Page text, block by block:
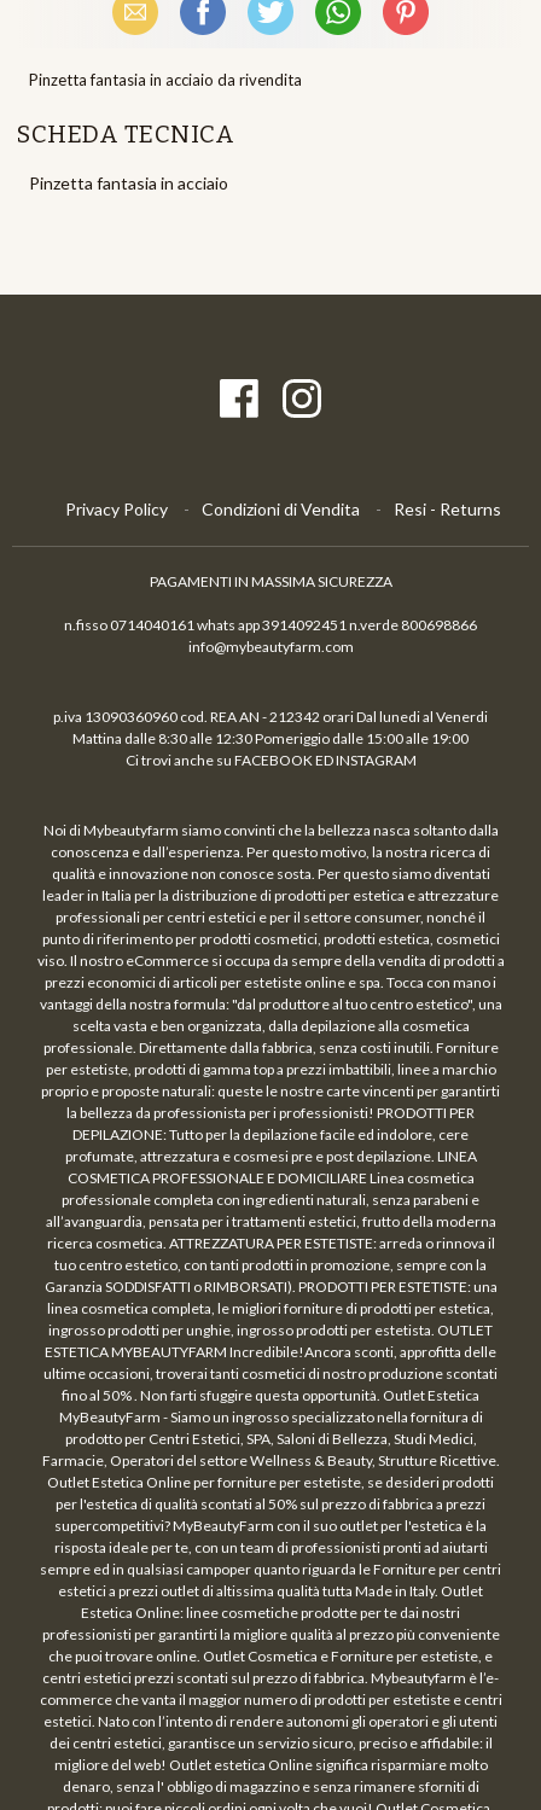
Email FacebookX (Twitter)WhatsAppPinterest
Pinzetta fantasia in acciaio da rivendita
SCHEDA TECNICA
Pinzetta fantasia in acciaio
Privacy Policy Condizioni di Vendita Resi - Returns
PAGAMENTI IN MASSIMA SICUREZZA
n.fisso 0714040161 whats app 3914092451 n.verde 800698866
info@mybeautyfarm.com
p.iva 13090360960 cod. REA AN - 212342 orari Dal lunedi al Venerdi
Mattina dalle 8:30 alle 12:30 Pomeriggio dalle 15:00 alle 19:00
Ci trovi anche su FACEBOOK ED INSTAGRAM
Noi di Mybeautyfarm siamo convinti che la bellezza nasca soltanto dalla
conoscenza e dall’esperienza. Per questo motivo, la nostra ricerca di
qualità e innovazione non conosce sosta. Per questo siamo diventati
leader in Italia per la distribuzione di prodotti per estetica e attrezzature
professionali per centri estetici e per il settore consumer, nonché il
punto di riferimento per prodotti cosmetici, prodotti estetica, cosmetici
viso. Il nostro eCommerce si occupa da sempre della vendita di prodotti a
prezzi economici di articoli per estetiste online e spa. Tocca con mano i
vantaggi della nostra formula: "dal produttore al tuo centro estetico", una
scelta vasta e ben organizzata, dalla depilazione alla cosmetica
professionale. Direttamente dalla fabbrica, senza costi inutili. Forniture
per estetiste, prodotti di gamma top a prezzi imbattibili, linee a marchio
proprio e proposte naturali: queste le nostre carte vincenti per garantirti
la bellezza da professionista per i professionisti! PRODOTTI PER
DEPILAZIONE: Tutto per la depilazione facile ed indolore, cere
profumate, attrezzatura e cosmesi pre e post depilazione. LINEA
COSMETICA PROFESSIONALE E DOMICILIARE Linea cosmetica
professionale completa con ingredienti naturali, senza parabeni e
all’avanguardia, pensata per i trattamenti estetici, frutto della moderna
ricerca cosmetica. ATTREZZATURA PER ESTETISTE: arreda o rinnova il
tuo centro estetico, con tanti prodotti in promozione, sempre con la
Garanzia SODDISFATTI o RIMBORSATI). PRODOTTI PER ESTETISTE: una
linea cosmetica completa, le migliori forniture di prodotti per estetica,
ingrosso prodotti per unghie, ingrosso prodotti per estetista. OUTLET
ESTETICA MYBEAUTYFARM Incredibile!Ancora sconti, approfitta delle
ultime occasioni, troverai tanti cosmetici di nostro produzione scontati
fino al 50% . Non farti sfuggire questa opportunità. Outlet Estetica
MyBeautyFarm - Siamo un ingrosso specializzato nella fornitura di
prodotto per Centri Estetici, SPA, Saloni di Bellezza, Studi Medici,
Farmacie, Operatori del settore Wellness & Beauty, Strutture Ricettive.
Outlet Estetica Online per forniture per estetiste, se desideri prodotti
per l'estetica di qualità scontati al 50% sul prezzo di fabbrica a prezzi
supercompetitivi? MyBeautyFarm con il suo outlet per l'estetica è la
risposta ideale per te, con un team di professionisti pronti ad aiutarti
sempre ed in qualsiasi campoper quanto riguarda le Forniture per centri
estetici a prezzi outlet di altissima qualità tutta Made in Italy. Outlet
Estetica Online: linee cosmetiche prodotte per te dai nostri
professionisti per garantirti la migliore qualità al prezzo più conveniente
che puoi trovare online. Outlet Cosmetica e Forniture per estetiste, e
centri estetici prezzi scontati sul prezzo di fabbrica. Mybeautyfarm è l’e-
commerce che vanta il maggior numero di prodotti per estetiste e centri
estetici. Nato con l’intento di rendere autonomi gli operatori e gli utenti
dei centri estetici, garantisce un servizio sicuro, preciso e affidabile: il
migliore del web! Outlet estetica Online significa risparmiare molto
denaro, senza l' obbligo di magazzino e senza rimanere sforniti di